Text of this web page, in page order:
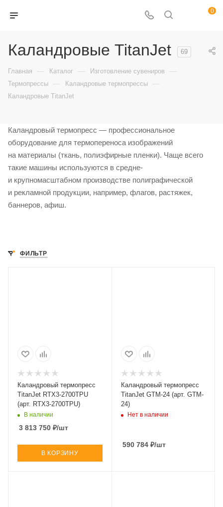
0
Каландровые TitanJet 69
Главная — Каталог — Изготовление сувениров —
Термопрессы — Каландровые термопрессы —
Каландровые TitanJet
Каландровый термопресс — профессиональное
оборудование для термопереноса изображений
на материалы (ткань, полиэфирные пленки). Чаще всего
такие машины используются в средне-
и крупномасштабном производстве полиграфической
и рекламной продукции, например, флагов, растяжек,
баннеров, афиш.
ФИЛЬТР
Каландровый термопресс
TitanJet RTX3-2700TPU
(арт. RTX3-2700TPU)
В наличии
3 813 750 ₽/шт
В КОРЗИНУ
Каландровый термопресс
TitanJet GTM-24 (арт. GTM-
24)
Нет в наличии
590 784₽/шт